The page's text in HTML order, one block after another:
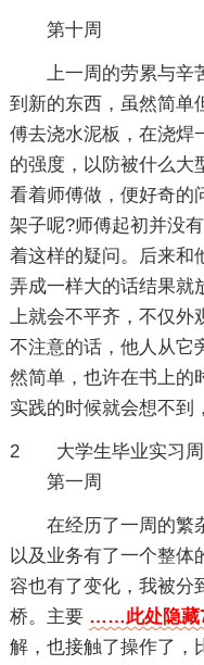
第十周
上一周的劳累与辛
到新的东西，虽然简单
傅去浇水泥板，在浇焊
的强度，以防被什么大
看着师傅做，便好奇的
架子呢?师傅起初并没
着这样的疑问。后来和
弄成一样大的话结果就
上就会不平齐，不仅外
不注意的话，他人从它
然简单，也许在书上的
实践的时候就会想不到
2
第一周
在经历了一周的繁
以及业务有了一个整体
容也有了变化，我被分
桥。主要 ……此处隐藏
解，也接触了操作了，
大学生毕业实习周